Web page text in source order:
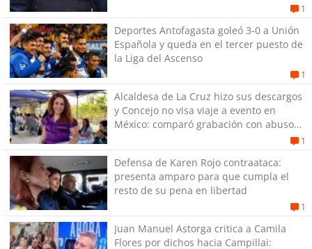
1
Deportes Antofagasta goleó 3-0 a Unión
Española y queda en el tercer puesto de
la Liga del Ascenso
1
Alcaldesa de La Cruz hizo sus descargos
y Concejo no visa viaje a evento en
México: comparó grabación con abuso
1
Defensa de Karen Rojo contraataca:
presenta amparo para que cumpla el
resto de su pena en libertad
1
Juan Manuel Astorga critica a Camila
Flores por dichos hacia Campillai: